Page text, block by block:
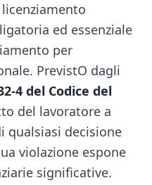
ed essenziale
per
PrevistO dagli
4 del Codice del
del lavoratore a
qualsiasi decisione
violazione espone
significative.